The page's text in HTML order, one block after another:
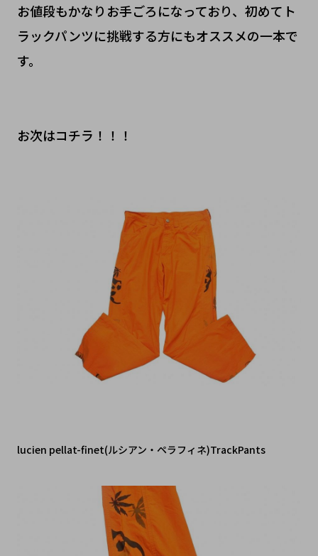
お値段もかなりお手ごろになっており、初めてト
ラックパンツに挑戦する方にもオススメの一本で
す。
お次はコチラ！！！
lucien pellat-finet(ルシアン・ペラフィネ)TrackPants